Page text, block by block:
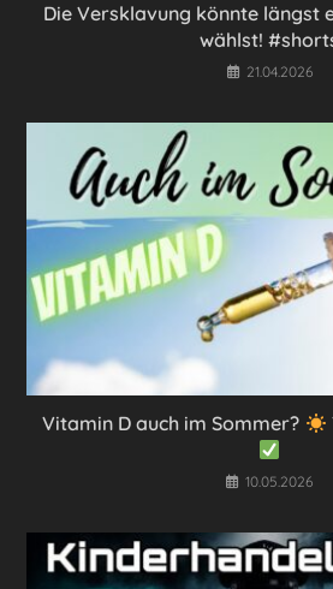
Die Versklavung könnte längst
wählst!
21.04.2026
Vitamin D auch im Sommer?
10.05.2026